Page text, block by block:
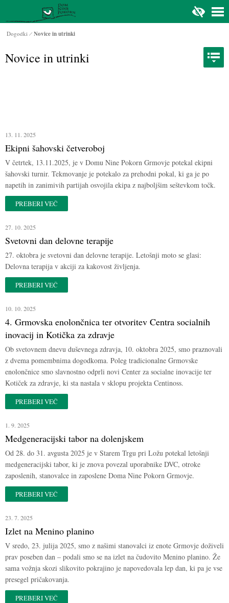
Dogodki Novice in utrinki
Novice in utrinki
13. 11. 2025
Ekipni šahovski četveroboj
V četrtek, 13.11.2025, je v Domu Nine Pokorn Grmovje potekal ekipni
šahovski turnir. Tekmovanje je potekalo za prehodni pokal, ki ga je po
napetih in zanimivih partijah osvojila ekipa z najboljšim seštevkom točk.
PREBERI VEČ
27. 10. 2025
Svetovni dan delovne terapije
27. oktobra je svetovni dan delovne terapije. Letošnji moto se glasi:
Delovna terapija v akciji za kakovost življenja.
PREBERI VEČ
10. 10. 2025
4. Grmovska enolončnica ter otvoritev Centra socialnih
inovacij in Kotička za zdravje
Ob svetovnem dnevu duševnega zdravja, 10. oktobra 2025, smo praznovali
z dvema pomembnima dogodkoma. Poleg tradicionalne Grmovske
enolončnice smo slavnostno odprli novi Center za socialne inovacije ter
Kotiček za zdravje, ki sta nastala v sklopu projekta Centinoss.
PREBERI VEČ
1. 9. 2025
Medgeneracijski tabor na dolenjskem
Od 28. do 31. avgusta 2025 je v Starem Trgu pri Ložu potekal letošnji
medgeneracijski tabor, ki je znova povezal uporabnike DVC, otroke
zaposlenih, stanovalce in zaposlene Doma Nine Pokorn Grmovje.
PREBERI VEČ
23. 7. 2025
Izlet na Menino planino
V sredo, 23. julija 2025, smo z našimi stanovalci iz enote Grmovje doživeli
prav poseben dan – podali smo se na izlet na čudovito Menino planino. Že
sama vožnja skozi slikovito pokrajino je napovedovala lep dan, ki pa je vse
presegel pričakovanja.
PREBERI VEČ